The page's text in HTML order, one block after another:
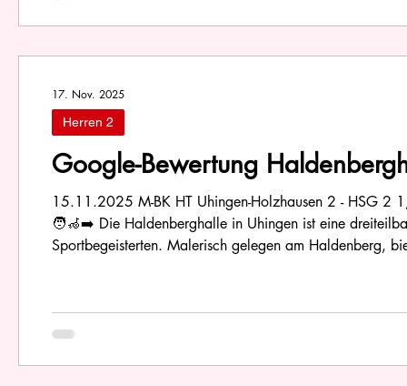
Google-Bewertung
15.11.2025 M-BK HT Uhingen-Holzhausen 2 - HSG 2 1,5 ★☆☆☆☆ 16 Bewertungen €€€ - €€€€ Deutsch
🧑‍🦽‍➡️ Die Haldenberghalle in Uhingen ist eine
Sportbegeisterten. Malerisch gelegen am Haldenberg,
Herren 2
17. Nov. 2025